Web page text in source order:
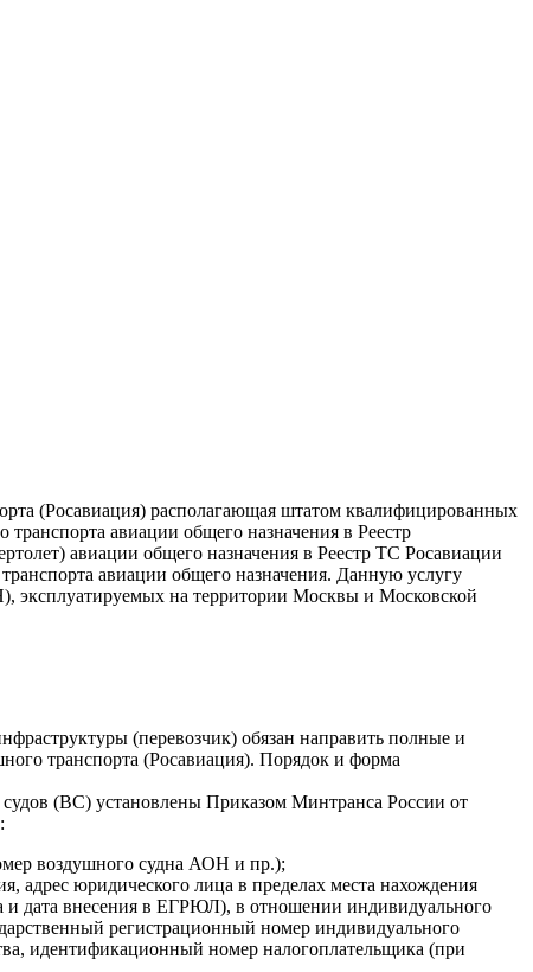
(Росавиация) располагающая штатом квалифицированных
авиации общего назначения в Реестр
авиации общего назначения в Реестр ТС Росавиации
авиации общего назначения. Данную услугу
эксплуатируемых на территории Москвы и Московской
(перевозчик) обязан направить полные и
транспорта (Росавиация). Порядок и форма
судов (ВС) установлены Приказом Минтранса России от
воздушного судна АОН и пр.);
адрес юридического лица в пределах места нахождения
и дата внесения в ЕГРЮЛ), в отношении индивидуального
регистрационный номер индивидуального
идентификационный номер налогоплательщика (при